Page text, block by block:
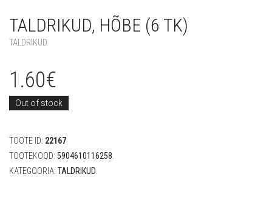
TALDRIKUD, HÕBE (6 TK)
TALDRIKUD
1.60€
Out of stock
TOOTE ID: 22167
TOOTEKOOD: 5904610116258
KATEGOORIA: TALDRIKUD